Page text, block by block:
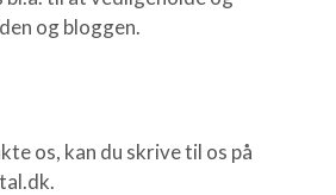
og bloggen.
os, kan du skrive til os på